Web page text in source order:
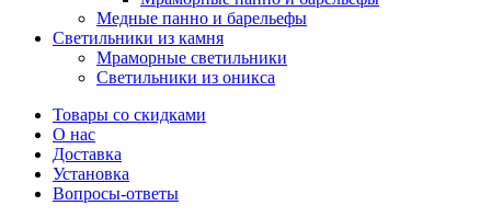
Медные панно и барельефы
Светильники из камня
Мраморные светильники
Светильники из оникса
Товары со скидками
О нас
Доставка
Установка
Вопросы-ответы